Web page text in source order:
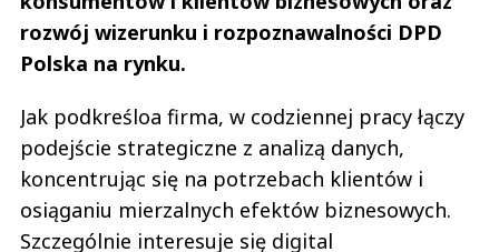
rozwój wizerunku i rozpoznawalności DPD
Polska na rynku.
Jak podkreśloa firma, w codziennej pracy łączy
podejście strategiczne z analizą danych,
koncentrując się na potrzebach klientów i
osiąganiu mierzalnych efektów biznesowych.
Szczególnie interesuje się digital